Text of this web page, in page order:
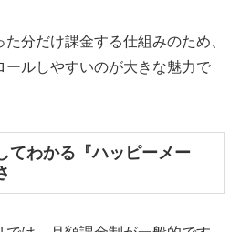
分だけ課金する仕組みのため、
ールしやすいのが大きな魅力で
てわかる『ハッピーメー